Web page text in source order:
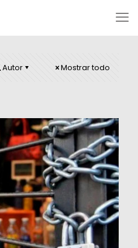
Autor Mostrar todo